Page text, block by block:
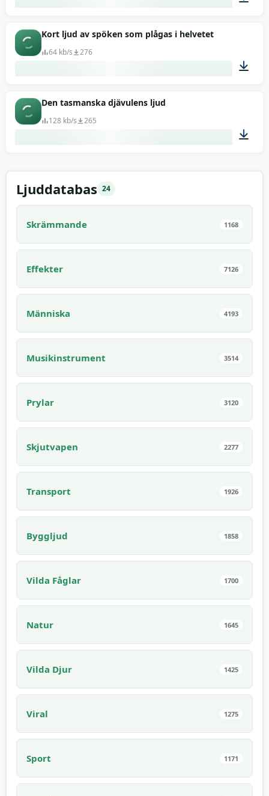
Kort ljud av spöken som plågas i helvetet
64 kb/s 276
Den tasmanska djävulens ljud
128 kb/s 265
Ljuddatabas 24
Skrämmande 1168
Effekter 7126
Människa 4193
Musikinstrument 3514
Prylar 3120
Skjutvapen 2277
Transport 1926
Byggljud 1858
Vilda Fåglar 1700
Natur 1645
Vilda Djur 1425
Viral 1275
Sport 1171